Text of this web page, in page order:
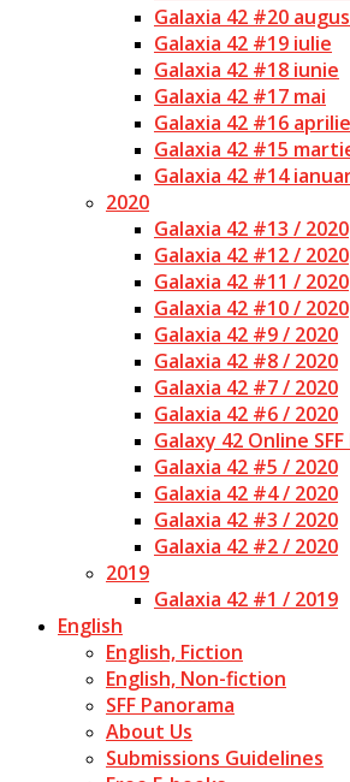
Galaxia 42 #20
Galaxia 42 #19 iulie
Galaxia 42 #18 iunie
Galaxia 42 #17 mai
Galaxia 42 #16 aprilie
Galaxia 42 #15
Galaxia 42 #14
2020
Galaxia 42 #13 / 2020
Galaxia 42 #12 / 2020
Galaxia 42 #11 / 2020
Galaxia 42 #10 / 2020
Galaxia 42 #9 / 2020
Galaxia 42 #8 / 2020
Galaxia 42 #7 / 2020
Galaxia 42 #6 / 2020
Galaxy 42 Online SFF
Galaxia 42 #5 / 2020
Galaxia 42 #4 / 2020
Galaxia 42 #3 / 2020
Galaxia 42 #2 / 2020
2019
Galaxia 42 #1 / 2019
English
English, Fiction
English, Non-fiction
SFF Panorama
About Us
Submissions Guidelines